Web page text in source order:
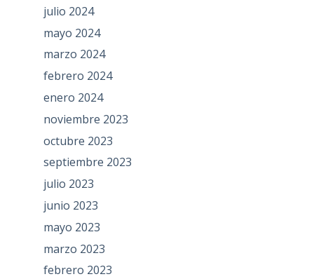
julio 2024
mayo 2024
marzo 2024
febrero 2024
enero 2024
noviembre 2023
octubre 2023
septiembre 2023
julio 2023
junio 2023
mayo 2023
marzo 2023
febrero 2023